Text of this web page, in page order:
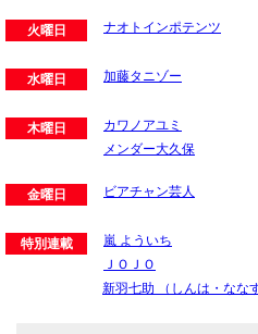
火曜日 ナオトインポテンツ
水曜日 加藤タニゾー
木曜日
カワノアユミ
メンダー大久保
金曜日 ビアチャン芸人
特別連載
嵐 よういち
ＪＯＪＯ
新羽七助 （しんは・なな